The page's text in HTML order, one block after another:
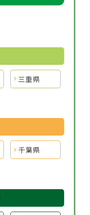
三重県
千葉県